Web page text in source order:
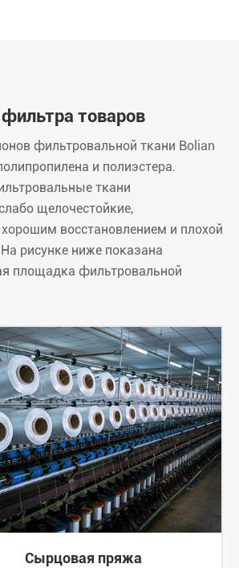
товаров
фильтровальной ткани Bolian
и полиэстера.
ткани
щелочестойкие,
хорошим восстановлением и плохой
рисунке ниже показана
площадка фильтровальной
Сырцовая пряжа